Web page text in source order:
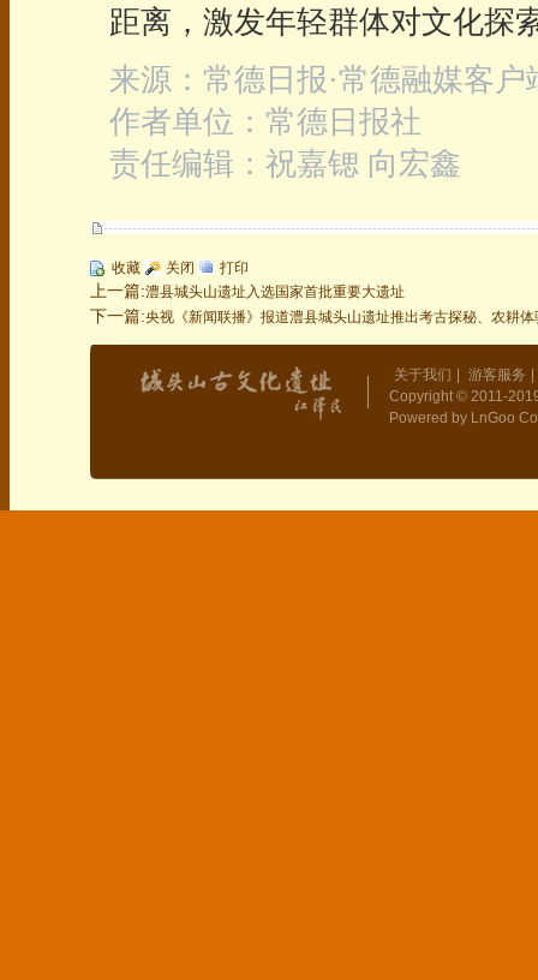
距离，激发年轻群体对文化探
来源：常德日报·常德融媒客户
作者单位：常德日报社
责任编辑：祝嘉锶 向宏鑫
收藏 关闭 打印
上一篇:澧县城头山遗址入选国家首批重要大遗址
下一篇:央视《新闻联播》报道澧县城头山遗址推出考古探秘、农耕
关于我们 游客服务
Copyright © 2011-
Powered by LnGoo